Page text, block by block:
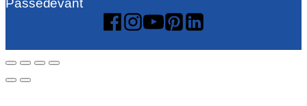
Passedevant